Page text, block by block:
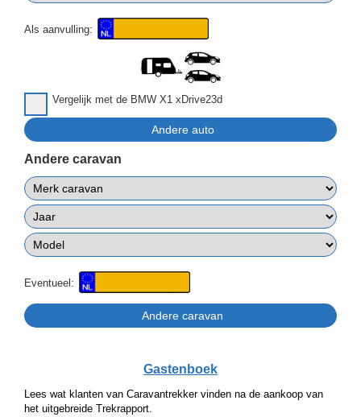
Als aanvulling:
Vergelijk met de BMW X1 xDrive23d
Andere caravan
Eventueel:
Gastenboek
Lees wat klanten van Caravantrekker vinden na de aankoop van
het uitgebreide Trekrapport.